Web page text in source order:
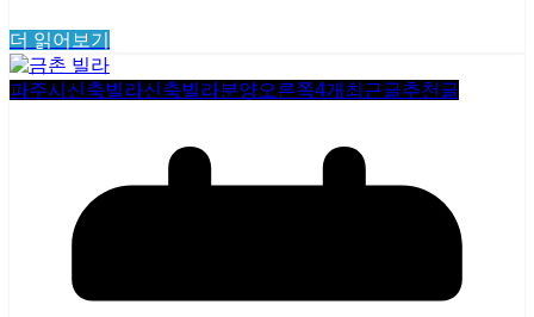
더 읽어보기
파주시신축빌라신축빌라분양오른쪽4개 최근글추천글